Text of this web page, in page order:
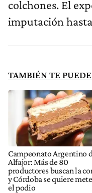
colchones. El
imputación
TAMBIÉN TE
Campeonato Argentino
Alfajor: Más de 80
productores buscan la
y Córdoba se quiere
el podio